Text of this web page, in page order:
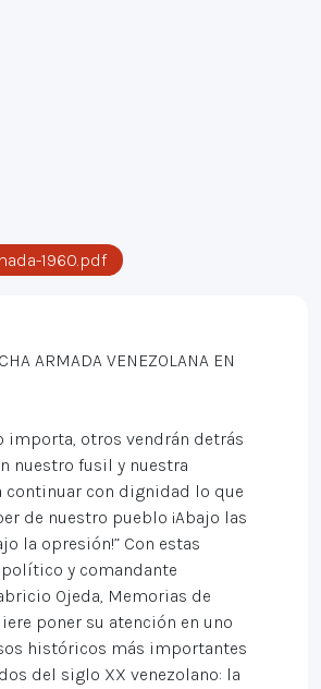
1960.pdf
ARMADA VENEZOLANA EN
importa, otros vendrán detrás
nuestro fusil y nuestra
continuar con dignidad lo que
de nuestro pueblo ¡Abajo las
la opresión!” Con estas
y comandante
Ojeda, Memorias de
poner su atención en uno
históricos más importantes
del siglo XX venezolano: la